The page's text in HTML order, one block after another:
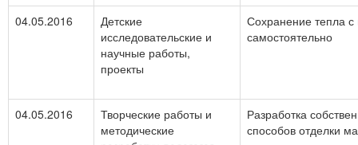
04.05.2016
Детские
исследовательские и
научные работы,
проекты
Сохранение тепла
самостоятельно
04.05.2016
Творческие работы и
методические
Разработка
способов отделки